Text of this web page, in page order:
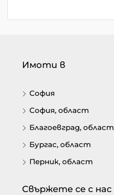
Имоти в
София
София, област
Благоевград, област
Бургас, област
Перник, област
Свържете се с нас